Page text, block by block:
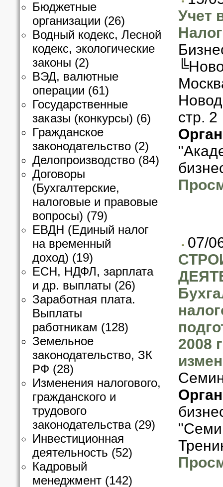
Бюджетные
организации (26)
Водный кодекс, Лесной
кодекс, экологические
законы (2)
ВЭД, валютные
операции (61)
Государственные
заказы (конкурсы) (6)
Гражданское
законодательство (2)
Делопроизводство (84)
Договоры
(Бухгалтерские,
налоговые и правовые
вопросы) (79)
ЕВДН (Единый налог
на временный
доход) (19)
ЕСН, НДФЛ, зарплата
и др. выплаты (26)
Заработная плата.
Выплаты
работникам (128)
Земельное
законодательство, ЗК
РФ (28)
Изменения налогового,
гражданского и
трудового
законодательства(29)
Инвестиционная
деятельность (52)
Кадровый
менеджмент (142)
Учет
стр. 2
07/
2008